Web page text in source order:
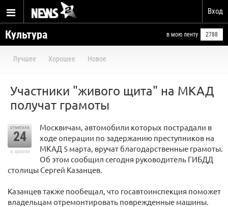
Вход
Культура в мою ленту 2788
Лучшее Хорошее Новое
Участники "живого щита" на МКАД
получат грамоты
отметили
24
в архиве
Москвичам, автомобили которых пострадали в
ходе операции по задержанию преступников на
МКАД 5 марта, вручат благодарственные грамоты.
Об этом сообщил сегодня руководитель ГИБДД
столицы Сергей Казанцев.
Казанцев также пообещал, что госавтоинспекция поможет
владельцам отремонтировать поврежденные машины.